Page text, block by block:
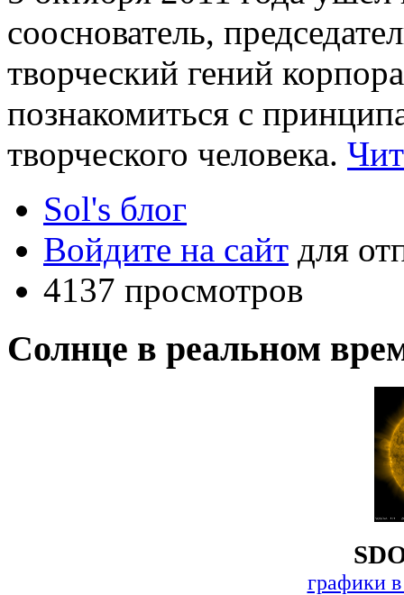
сооснователь,
творческий гений
познакомиться с
творческого человека.
Sol's блог
Войдите на сайт для
4137 просмотров
Солнце в реальном
графики